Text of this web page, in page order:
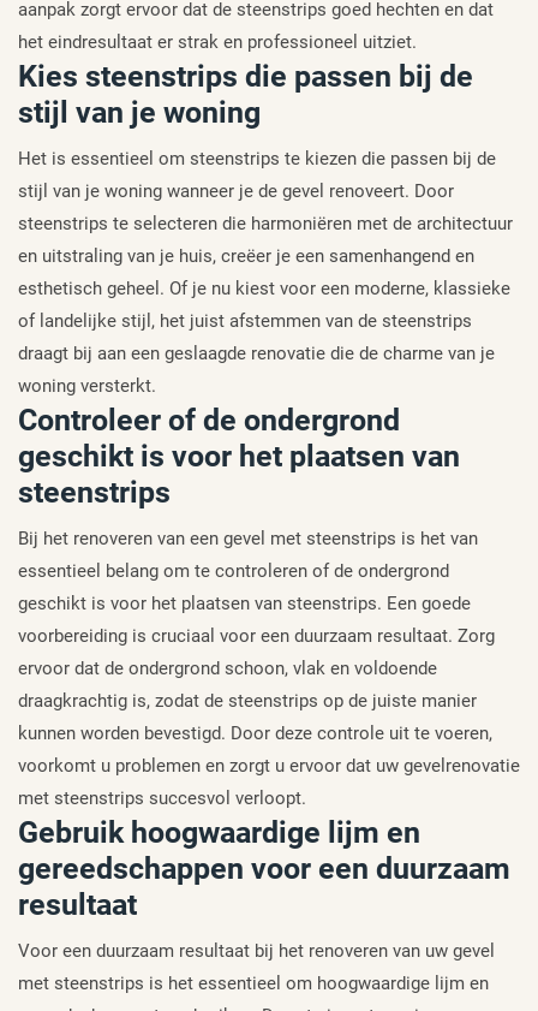
aanpak zorgt ervoor dat de steenstrips goed hechten en dat
het eindresultaat er strak en professioneel uitziet.
Kies steenstrips die passen bij de
stijl van je woning
Het is essentieel om steenstrips te kiezen die passen bij de
stijl van je woning wanneer je de gevel renoveert. Door
steenstrips te selecteren die harmoniëren met de architectuur
en uitstraling van je huis, creëer je een samenhangend en
esthetisch geheel. Of je nu kiest voor een moderne, klassieke
of landelijke stijl, het juist afstemmen van de steenstrips
draagt bij aan een geslaagde renovatie die de charme van je
woning versterkt.
Controleer of de ondergrond
geschikt is voor het plaatsen van
steenstrips
Bij het renoveren van een gevel met steenstrips is het van
essentieel belang om te controleren of de ondergrond
geschikt is voor het plaatsen van steenstrips. Een goede
voorbereiding is cruciaal voor een duurzaam resultaat. Zorg
ervoor dat de ondergrond schoon, vlak en voldoende
draagkrachtig is, zodat de steenstrips op de juiste manier
kunnen worden bevestigd. Door deze controle uit te voeren,
voorkomt u problemen en zorgt u ervoor dat uw gevelrenovatie
met steenstrips succesvol verloopt.
Gebruik hoogwaardige lijm en
gereedschappen voor een duurzaam
resultaat
Voor een duurzaam resultaat bij het renoveren van uw gevel
met steenstrips is het essentieel om hoogwaardige lijm en